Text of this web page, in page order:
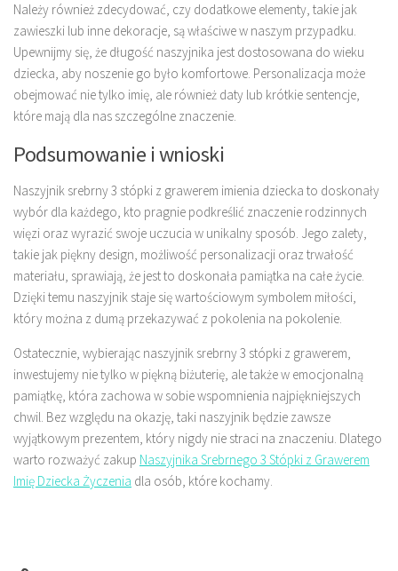
Należy również zdecydować, czy dodatkowe elementy, takie jak
zawieszki lub inne dekoracje, są właściwe w naszym przypadku.
Upewnijmy się, że długość naszyjnika jest dostosowana do wieku
dziecka, aby noszenie go było komfortowe. Personalizacja może
obejmować nie tylko imię, ale również daty lub krótkie sentencje,
które mają dla nas szczególne znaczenie.
Podsumowanie i wnioski
Naszyjnik srebrny 3 stópki z grawerem imienia dziecka to doskonały
wybór dla każdego, kto pragnie podkreślić znaczenie rodzinnych
więzi oraz wyrazić swoje uczucia w unikalny sposób. Jego zalety,
takie jak piękny design, możliwość personalizacji oraz trwałość
materiału, sprawiają, że jest to doskonała pamiątka na całe życie.
Dzięki temu naszyjnik staje się wartościowym symbolem miłości,
który można z dumą przekazywać z pokolenia na pokolenie.
Ostatecznie, wybierając naszyjnik srebrny 3 stópki z grawerem,
inwestujemy nie tylko w piękną biżuterię, ale także w emocjonalną
pamiątkę, która zachowa w sobie wspomnienia najpiękniejszych
chwil. Bez względu na okazję, taki naszyjnik będzie zawsze
wyjątkowym prezentem, który nigdy nie straci na znaczeniu. Dlatego
warto rozważyć zakup Naszyjnika Srebrnego 3 Stópki z Grawerem
Imię Dziecka Życzenia dla osób, które kochamy.